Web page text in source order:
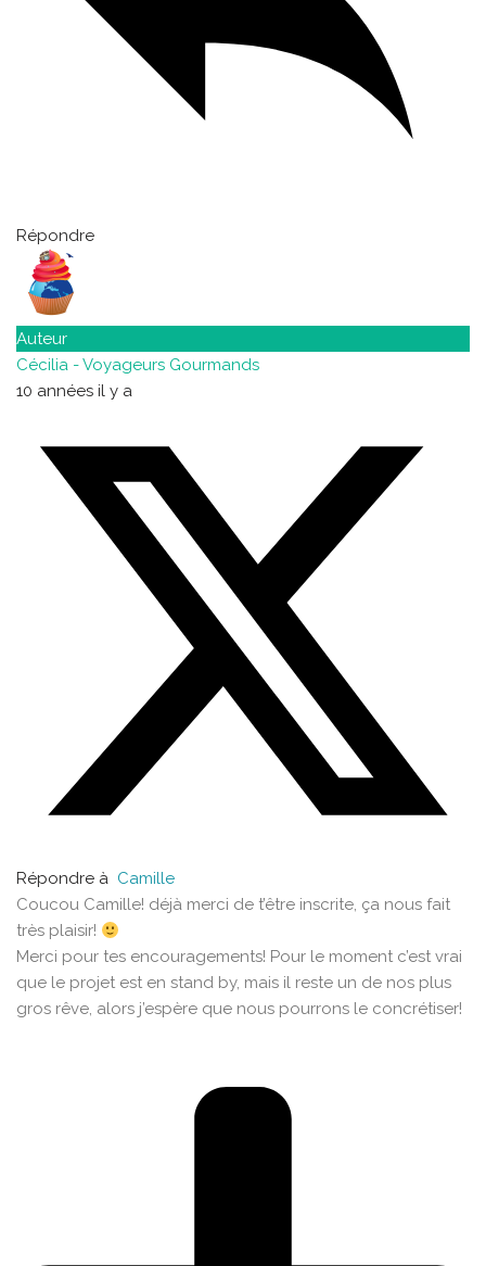
Répondre
Auteur
Cécilia - Voyageurs Gourmands
10 années il y a
Répondre à Camille
Coucou Camille! déjà merci de t’être inscrite, ça nous fait
très plaisir!
Merci pour tes encouragements! Pour le moment c’est vrai
que le projet est en stand by, mais il reste un de nos plus
gros rêve, alors j’espère que nous pourrons le concrétiser!